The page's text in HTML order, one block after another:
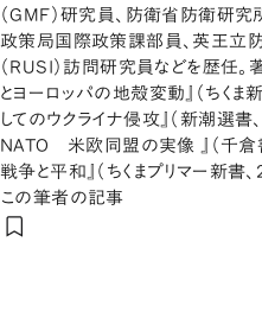
（GMF）研究員、防衛省防衛研
政策局国際政策課部員、英王立
（RUSI）訪問研究員などを歴任
とヨーロッパの地殻変動』（ちくま
してのウクライナ侵攻』（新潮選書
NATO 米欧同盟の実像 』（千倉書
戦争と平和』（ちくまプリマー新書、
この筆者の記事